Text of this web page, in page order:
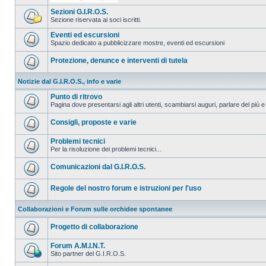
Sezioni G.I.R.O.S.
Sezione riservata ai soci iscritti.
Eventi ed escursioni
Spazio dedicato a pubblicizzare mostre, eventi ed escursioni
Protezione, denunce e interventi di tutela
Notizie dal G.I.R.O.S., info e varie
Punto di ritrovo
Pagina dove presentarsi agli altri utenti, scambiarsi auguri, parlare del più e
Consigli, proposte e varie
Problemi tecnici
Per la risoluzione dei problemi tecnici...
Comunicazioni dal G.I.R.O.S.
Regole del nostro forum e istruzioni per l'uso
Collaborazioni e Forum sulle orchidee spontanee
Progetto di collaborazione
Forum A.M.I.N.T.
Sito partner del G.I.R.O.S.